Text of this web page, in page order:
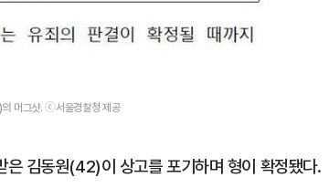
의 머그샷. ⓒ서울경찰청 제공
은 김동원(42)이 상고를 포기하며 형이 확정됐다.